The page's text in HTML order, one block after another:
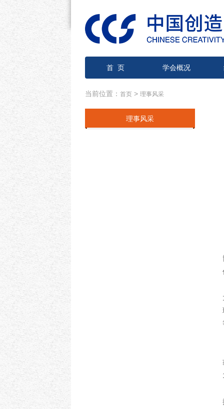
首 页 学会概况
当前位置： 首页 > 理事风采
理事风采